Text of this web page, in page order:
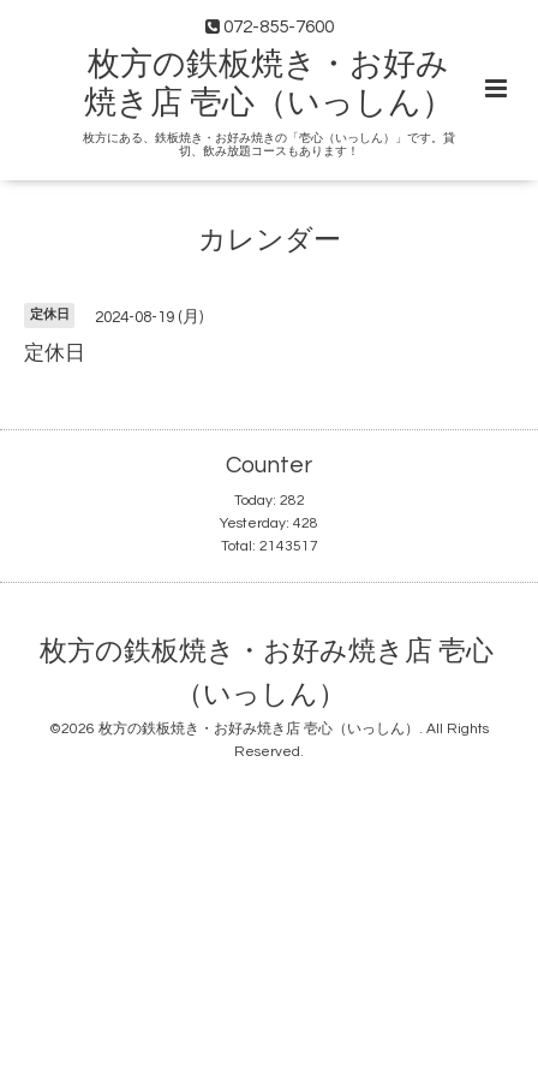
072-855-7600
枚方の鉄板焼き・お好み
焼き店 壱心（いっしん）
枚方にある、鉄板焼き・お好み焼きの「壱心（いっしん）」です。貸
切、飲み放題コースもあります！
カレンダー
定休日 2024-08-19 (月)
定休日
Counter
Today: 282
Yesterday: 428
Total: 2143517
枚方の鉄板焼き・お好み焼き店 壱心
（いっしん）
©2026 枚方の鉄板焼き・お好み焼き店 壱心（いっしん） . All Rights
Reserved.